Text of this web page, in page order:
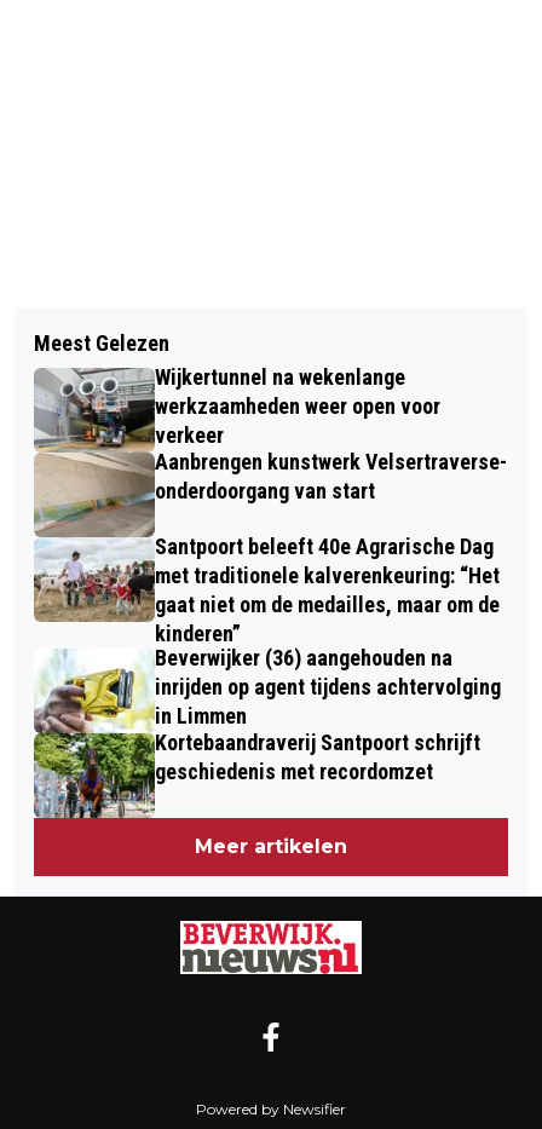
DIETRICH: CINEMA &
NACHTCLUBTHEATER IN CAFÉ DE ZON
KERSTMUSICAL A XXXMAS CAROLA
IN KENNEMER THEATER
Meest Gelezen
Wijkertunnel na wekenlange
werkzaamheden weer open voor
verkeer
Aanbrengen kunstwerk Velsertraverse-
onderdoorgang van start
Santpoort beleeft 40e Agrarische Dag
met traditionele kalverenkeuring: “Het
gaat niet om de medailles, maar om de
kinderen”
Beverwijker (36) aangehouden na
inrijden op agent tijdens achtervolging
in Limmen
Kortebaandraverij Santpoort schrijft
geschiedenis met recordomzet
Meer artikelen
Powered by Newsifier